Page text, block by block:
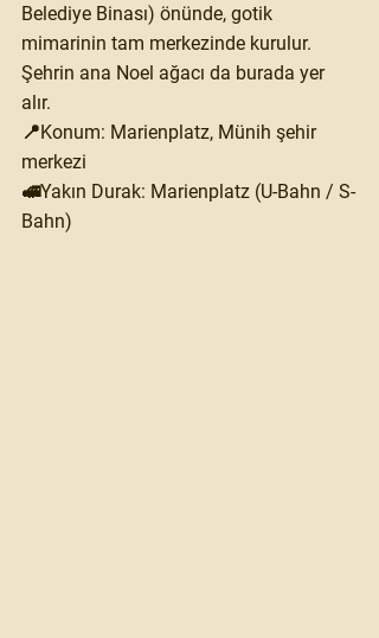
Belediye Binası) önünde, gotik
mimarinin tam merkezinde kurulur.
Şehrin ana Noel ağacı da burada yer
alır.
📍Konum: Marienplatz, Münih şehir
merkezi
🚅Yakın Durak: Marienplatz (U-Bahn / S-
Bahn)